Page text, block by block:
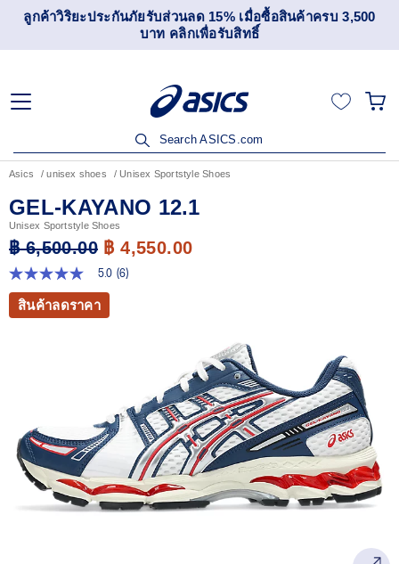
ลูกค้าวิริยะประกันภัยรับส่วนลด 15% เมื่อซื้อสินค้าครบ 3,500
บาท คลิกเพื่อรับสิทธิ์
Search ASICS.com
Asics unisex shoes Unisex Sportstyle Shoes
GEL-KAYANO 12.1
Unisex Sportstyle Shoes
฿ 6,500.00 ฿ 4,550.00
5.0
จาก
ดาว
หน้า
เดียวกัน
5.0 (6)
สินค้าลดราคา